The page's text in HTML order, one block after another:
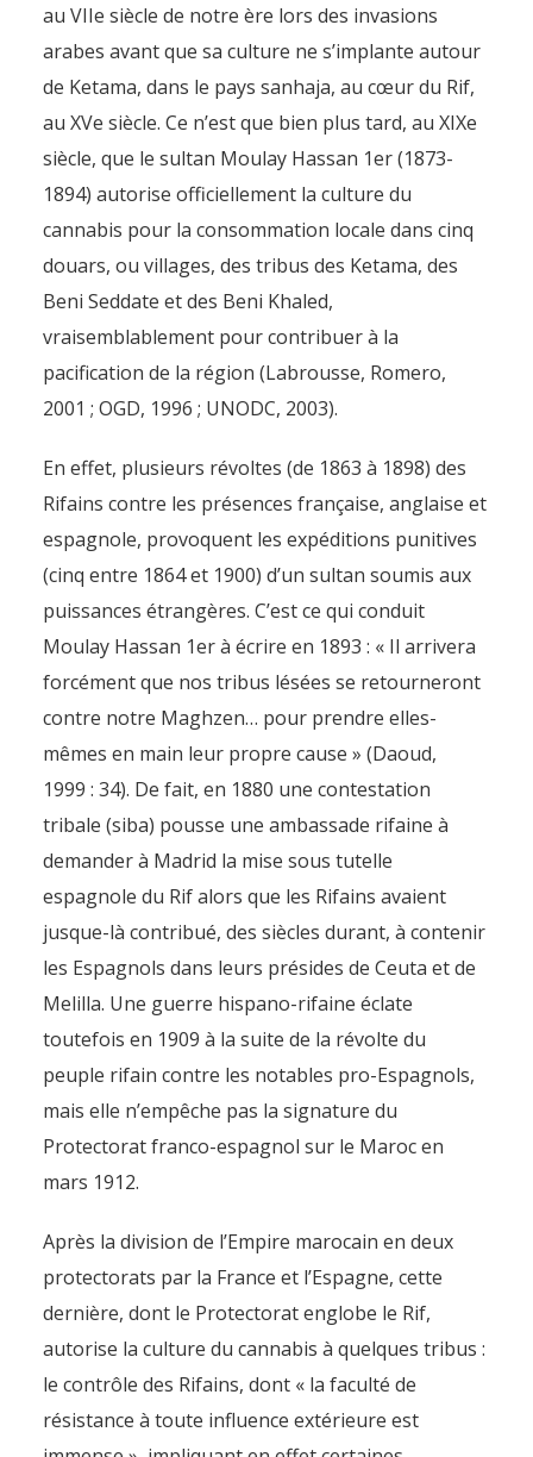
au VIIe siècle de notre ère lors des invasions
arabes avant que sa culture ne s’implante autour
de Ketama, dans le pays sanhaja, au cœur du Rif,
au XVe siècle. Ce n’est que bien plus tard, au XIXe
siècle, que le sultan Moulay Hassan 1er (1873-
1894) autorise officiellement la culture du
cannabis pour la consommation locale dans cinq
douars, ou villages, des tribus des Ketama, des
Beni Seddate et des Beni Khaled,
vraisemblablement pour contribuer à la
pacification de la région (Labrousse, Romero,
2001 ; OGD, 1996 ; UNODC, 2003).
En effet, plusieurs révoltes (de 1863 à 1898) des
Rifains contre les présences française, anglaise et
espagnole, provoquent les expéditions punitives
(cinq entre 1864 et 1900) d’un sultan soumis aux
puissances étrangères. C’est ce qui conduit
Moulay Hassan 1er à écrire en 1893 : « Il arrivera
forcément que nos tribus lésées se retourneront
contre notre Maghzen… pour prendre elles-
mêmes en main leur propre cause » (Daoud,
1999 : 34). De fait, en 1880 une contestation
tribale (siba) pousse une ambassade rifaine à
demander à Madrid la mise sous tutelle
espagnole du Rif alors que les Rifains avaient
jusque-là contribué, des siècles durant, à contenir
les Espagnols dans leurs présides de Ceuta et de
Melilla. Une guerre hispano-rifaine éclate
toutefois en 1909 à la suite de la révolte du
peuple rifain contre les notables pro-Espagnols,
mais elle n’empêche pas la signature du
Protectorat franco-espagnol sur le Maroc en
mars 1912.
Après la division de l’Empire marocain en deux
protectorats par la France et l’Espagne, cette
dernière, dont le Protectorat englobe le Rif,
autorise la culture du cannabis à quelques tribus :
le contrôle des Rifains, dont « la faculté de
résistance à toute influence extérieure est